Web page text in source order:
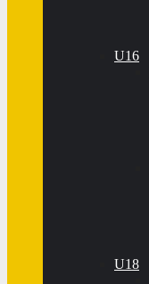
U16
U18